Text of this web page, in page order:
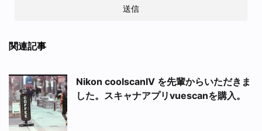
関連記事
Nikon coolscanIV を先輩からいただきま
した。スキャナアプリvuescanを購入。